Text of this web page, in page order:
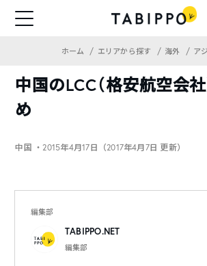
ホーム エリアから探す 海外 ア
中国のLCC（格安航空会
め
中国 ・2015年4月17日（2017年4月7日 更新）
編集部
TABIPPO.NET
編集部